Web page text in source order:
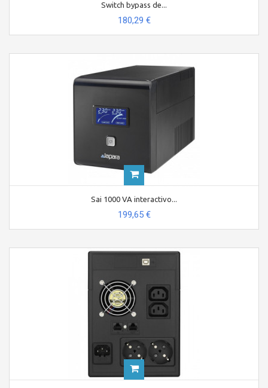
Switch bypass de...
180,29 €
Sai 1000 VA interactivo...
199,65 €